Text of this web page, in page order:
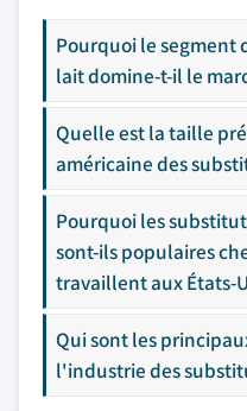
Pourquoi le segment
lait domine-t-il le
Quelle est la taille
américaine des
Pourquoi les
sont-ils populaires
travaillent aux États-
Qui sont les
l'industrie des